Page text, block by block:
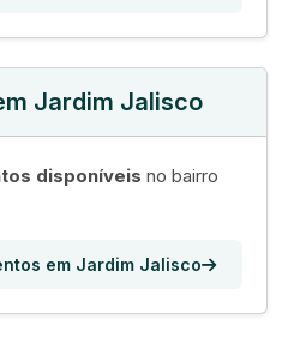
Jardim Jalisco
disponíveis no bairro
em Jardim Jalisco